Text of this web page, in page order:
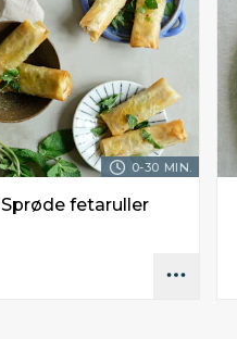
0-30 MIN.
Sprøde fetaruller